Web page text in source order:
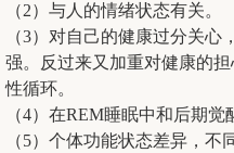
（2）与人的情绪状态有关。
（3）对自己的健康过分关
强。反过来又加重对健康的
性循环。
（4）在REM睡眠中和后期觉
（5）个体功能状态差异，